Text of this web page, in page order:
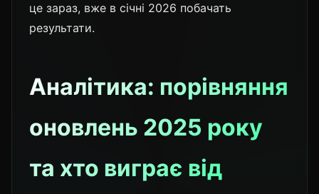
це зараз, вже в січні 2026 побачать
результати.
Аналітика: порівняння
оновлень 2025 року
та хто виграє від